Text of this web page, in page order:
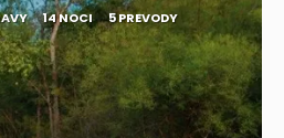
14 NOCI 5 PREVODY